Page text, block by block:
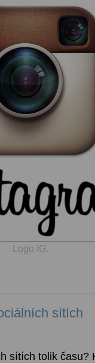
Logo IG.
sítích
sítích tolik času?